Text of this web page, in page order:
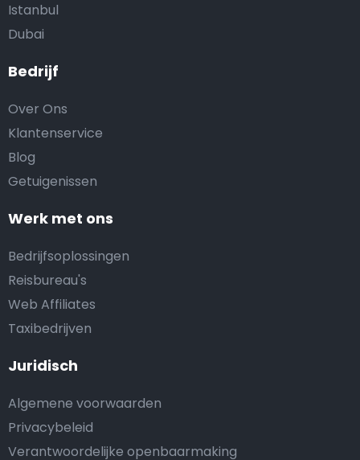
Bedrijf
Over Ons
Klantenservice
Blog
Getuigenissen
Werk met ons
Bedrijfsoplossingen
Reisbureau's
Web Affiliates
Taxibedrijven
Juridisch
Algemene voorwaarden
Privacybeleid
Verantwoordelijke openbaarmaking
Istanbul
Dubai